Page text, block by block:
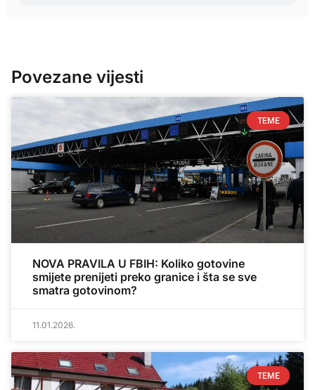
Povezane vijesti
TEME
NOVA PRAVILA U FBIH: Koliko gotovine
smijete prenijeti preko granice i šta se sve
smatra gotovinom?
11.01.2026.
TEME